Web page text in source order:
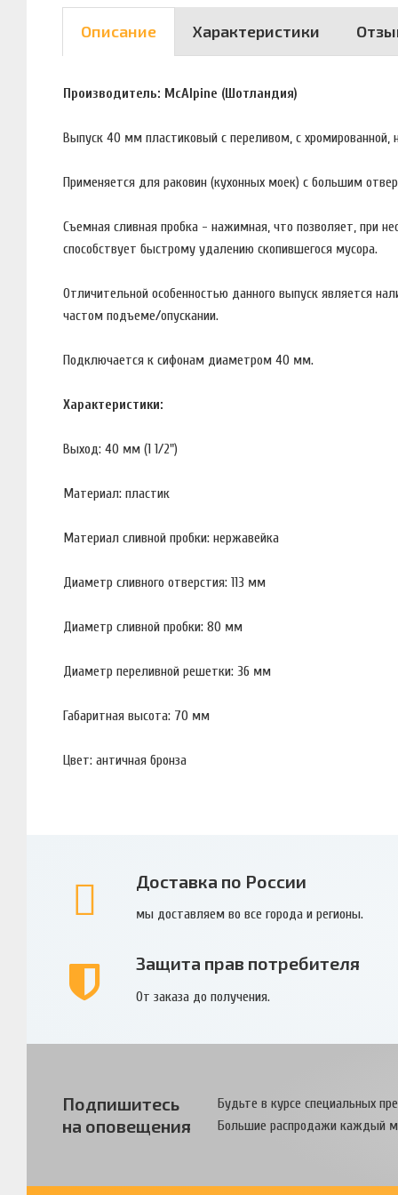
Описание Характеристики
Производитель: McAlpine (Шотландия)
Выпуск 40 мм пластиковый с переливом, с хромированной,
Применяется для раковин (кухонных моек) с большим
Съемная сливная пробка - нажимная, что позволяет, при
способствует быстрому удалению скопившегося мусора.
Отличительной особенностью данного выпуск является
частом подъеме/опускании.
Подключается к сифонам диаметром 40 мм.
Характеристики:
Выход: 40 мм (1 1/2")
Материал: пластик
Материал сливной пробки: нержавейка
Диаметр сливного отверстия: 113 мм
Диаметр сливной пробки: 80 мм
Диаметр переливной решетки: 36 мм
Габаритная высота: 70 мм
Цвет: античная бронза
Доставка по России
мы доставляем во все города и регионы.
Защита прав потребителя
От заказа до получения.
Подпишитесь
на оповещения
Будьте в курсе специальных
Большие распродажи каждый